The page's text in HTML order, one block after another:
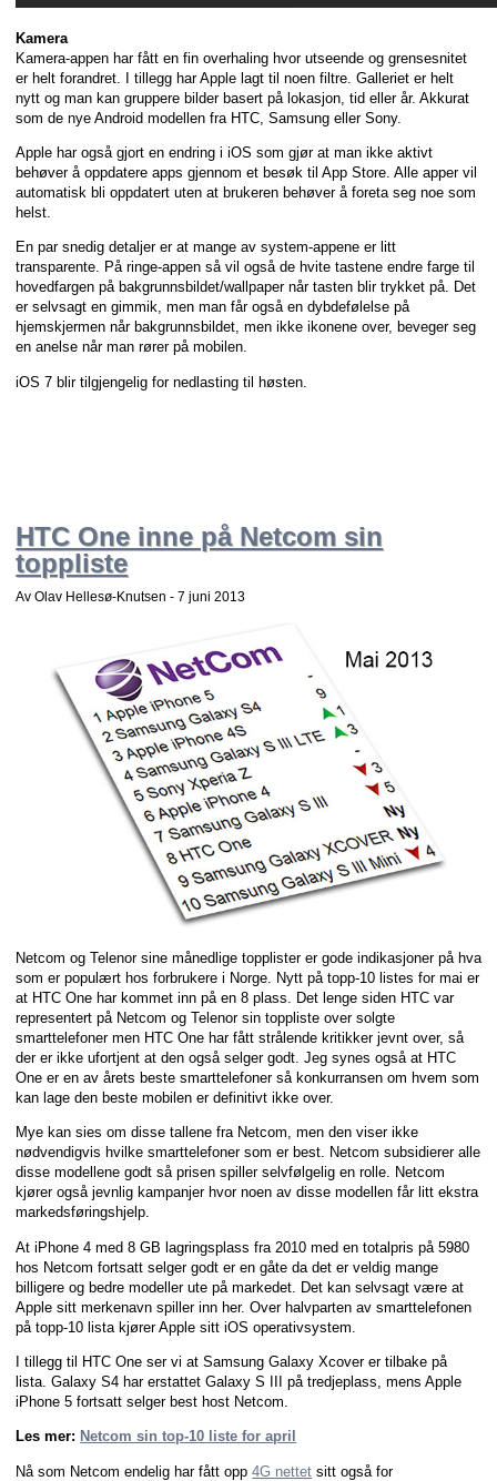
Kamera
Kamera-appen har fått en fin overhaling hvor utseende og grensesnitet
er helt forandret. I tillegg har Apple lagt til noen filtre. Galleriet er helt
nytt og man kan gruppere bilder basert på lokasjon, tid eller år. Akkurat
som de nye Android modellen fra HTC, Samsung eller Sony.
Apple har også gjort en endring i iOS som gjør at man ikke aktivt
behøver å oppdatere apps gjennom et besøk til App Store. Alle apper vil
automatisk bli oppdatert uten at brukeren behøver å foreta seg noe som
helst.
En par snedig detaljer er at mange av system-appene er litt
transparente. På ringe-appen så vil også de hvite tastene endre farge til
hovedfargen på bakgrunnsbildet/wallpaper når tasten blir trykket på. Det
er selvsagt en gimmik, men man får også en dybdefølelse på
hjemskjermen når bakgrunnsbildet, men ikke ikonene over, beveger seg
en anelse når man rører på mobilen.
iOS 7 blir tilgjengelig for nedlasting til høsten.
HTC One inne på Netcom sin
toppliste
Av Olav Hellesø-Knutsen -7 juni 2013
Netcom og Telenor sine månedlige topplister er gode indikasjoner på hva
som er populært hos forbrukere i Norge. Nytt på topp-10 listes for mai er
at HTC One har kommet inn på en 8 plass. Det lenge siden HTC var
representert på Netcom og Telenor sin toppliste over solgte
smarttelefoner men HTC One har fått strålende kritikker jevnt over, så
der er ikke ufortjent at den også selger godt. Jeg synes også at HTC
One er en av årets beste smarttelefoner så konkurransen om hvem som
kan lage den beste mobilen er definitivt ikke over.
Mye kan sies om disse tallene fra Netcom, men den viser ikke
nødvendigvis hvilke smarttelefoner som er best. Netcom subsidierer alle
disse modellene godt så prisen spiller selvfølgelig en rolle. Netcom
kjører også jevnlig kampanjer hvor noen av disse modellen får litt ekstra
markedsføringshjelp.
At iPhone 4 med 8 GB lagringsplass fra 2010 med en totalpris på 5980
hos Netcom fortsatt selger godt er en gåte da det er veldig mange
billigere og bedre modeller ute på markedet. Det kan selvsagt være at
Apple sitt merkenavn spiller inn her. Over halvparten av smarttelefonen
på topp-10 lista kjører Apple sitt iOS operativsystem.
I tillegg til HTC One ser vi at Samsung Galaxy Xcover er tilbake på
lista. Galaxy S4 har erstattet Galaxy S III på tredjeplass, mens Apple
iPhone 5 fortsatt selger best host Netcom.
Les mer: Netcom sin top-10 liste for april
Nå som Netcom endelig har fått opp4G nettet sitt også for